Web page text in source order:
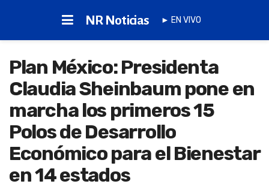
NR Noticias ► EN VIVO
Plan México: Presidenta
Claudia Sheinbaum pone en
marcha los primeros 15
Polos de Desarrollo
Económico para el Bienestar
en 14 estados